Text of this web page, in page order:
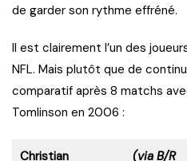
de garder son rythme effréné.
Il est clairement l’un des
NFL. Mais plutôt que de
comparatif après 8 matchs
Tomlinson en 2006 :
Christian (via B/R